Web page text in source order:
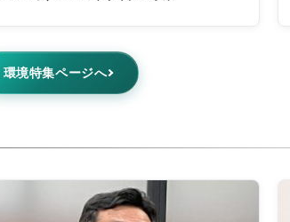
環境特集ページへ